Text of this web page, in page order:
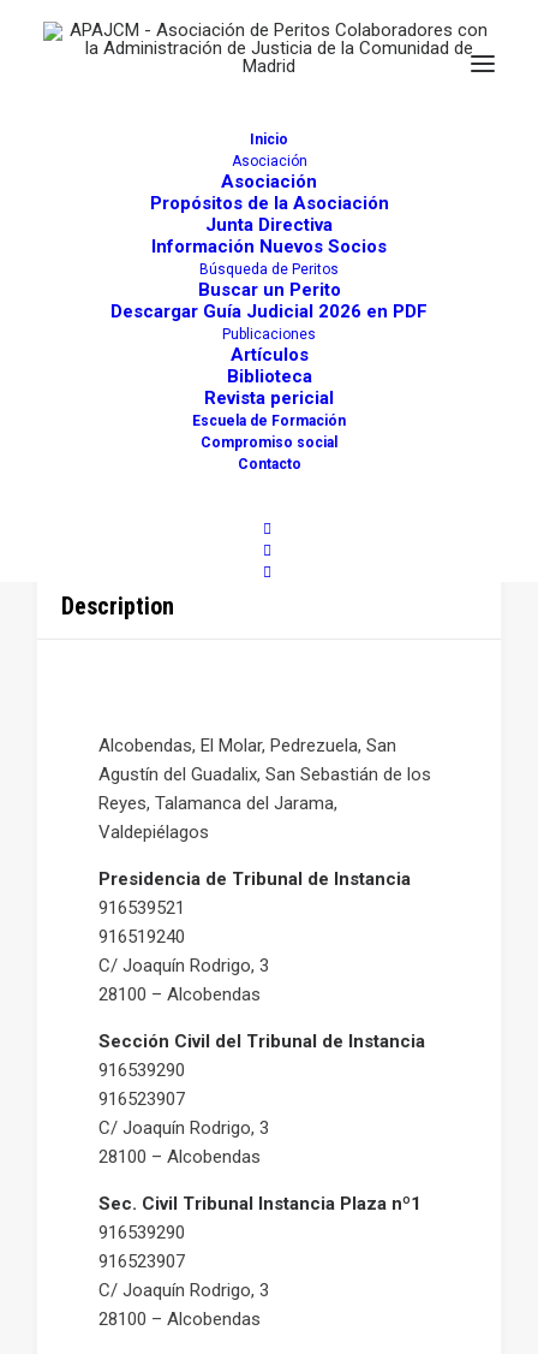
Inicio
Asociación
Asociación
Propósitos de la Asociación
Junta Directiva
Información Nuevos Socios
Búsqueda de Peritos
Buscar un Perito
Descargar Guía Judicial 2026 en PDF
Publicaciones
Artículos
Biblioteca
Revista pericial
Escuela de Formación
Compromiso social
Contacto
Juzgados de Alcobendas
Actividades
Comunidad de Madrid
Alcobendas (Madrid.)
Description
Alcobendas, El Molar, Pedrezuela, San
Agustín del Guadalix, San Sebastián de los
Reyes, Talamanca del Jarama,
Valdepiélagos
Presidencia de Tribunal de Instancia
916539521
916519240
C/ Joaquín Rodrigo, 3
28100 – Alcobendas
Sección Civil del Tribunal de Instancia
916539290
916523907
C/ Joaquín Rodrigo, 3
28100 – Alcobendas
Sec. Civil Tribunal Instancia Plaza nº1
916539290
916523907
C/ Joaquín Rodrigo, 3
28100 – Alcobendas